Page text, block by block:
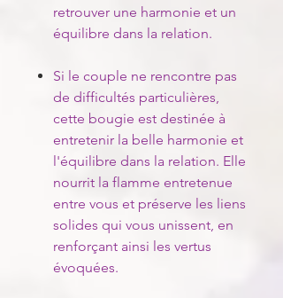
retrouver une harmonie et un
équilibre dans la relation.
Si le couple ne rencontre pas
de difficultés particulières,
cette bougie est destinée à
entretenir la belle harmonie et
l'équilibre dans la relation. Elle
nourrit la flamme entretenue
entre vous et préserve les liens
solides qui vous unissent, en
renforçant ainsi les vertus
évoquées.